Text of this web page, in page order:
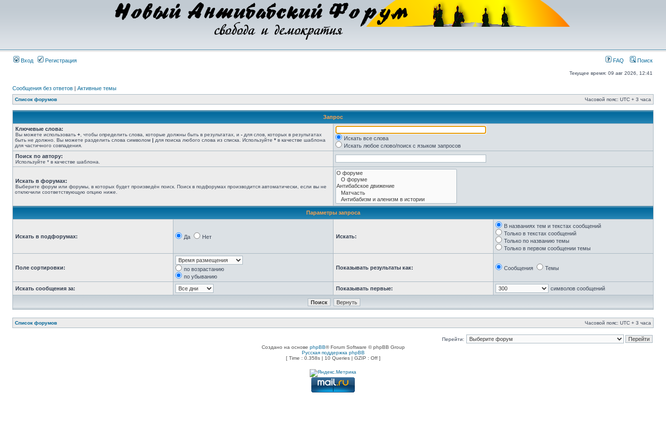
Вход Регистрация FAQ Поиск
Текущее время: 09 авг 2026, 12:41
Сообщения без ответов | Активные темы
Список форумов Часовой пояс: UTC + 3 часа
Запрос
Ключевые слова:
Вы можете использовать + , чтобы определить слова, которые должны быть в результатах, и - для слов, которых в результатах
быть не должно. Вы можете разделить слова символом | для поиска любого слова из списка. Используйте * в качестве шаблона
для частичного совпадения.
Искать все слова
Искать любое слово/поиск с языком запросов
Поиск по автору:
Используйте * в качестве шаблона.
Искать в форумах:
Выберите форум или форумы, в которых будет произведён поиск. Поиск в подфорумах производится автоматически, если вы не
отключили соответствующую опцию ниже.
Параметры запроса
Искать в подфорумах: Да Нет Искать:
В названиях тем и текстах сообщений
Только в текстах сообщений
Только по названию темы
Только в первом сообщении темы
Поле сортировки:
по возрастанию
по убыванию
Показывать результаты как: Сообщения Темы
Искать сообщения за: Показывать первые: символов сообщений
Список форумов Часовой пояс: UTC + 3 часа
Перейти:
Создано на основе phpBB® Forum Software © phpBB Group
Русская поддержка phpBB
[ Time : 0.358s | 10 Queries | GZIP : Off ]